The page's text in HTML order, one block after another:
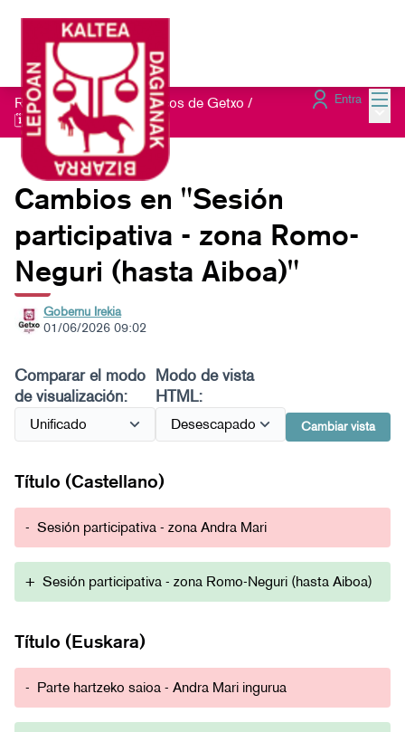
Entra
Red de Refugios Climáticos de Getxo /
🗓️Sesiones presenciales
Cambios en "Sesión
participativa - zona Romo-
Neguri (hasta Aiboa)"
Gobernu Irekia
01/06/2026 09:02
Comparar el modo
de visualización:
Modo de vista
HTML:
Cambiar vista
Título (Castellano)
- Sesión participativa - zona Andra Mari
+ Sesión participativa - zona Romo-Neguri (hasta Aiboa)
Título (Euskara)
- Parte hartzeko saioa - Andra Mari ingurua